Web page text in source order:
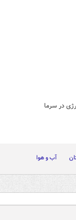
در سرما
آب و هوا